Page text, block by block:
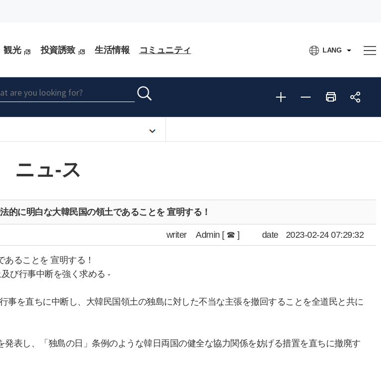
観光 投資誘致 生活情報 コミュニティ LANG
ニュ-ス
的に明白な大韓民国の領土であることを 宣明する！
date 2023-02-24 07:29:32
writer Admin [ ☎ ]
ることを 宣明する！
び行事中断を強く求める -
事を直ちに中断し、大韓民国領土の独島に対した不当な主張を撤回することを全道民と共に
表し、「独島の日」条例のような韓日両国の健全な協力関係を妨げる措置を直ちに撤廃す